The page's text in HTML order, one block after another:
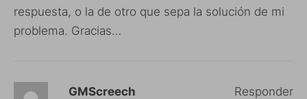
respuesta, o la de otro que sepa la solución de mi
problema. Gracias…
GMScreech Responder